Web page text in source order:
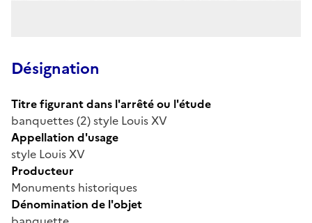
Désignation
Titre figurant dans l'arrêté ou l'étude
banquettes (2) style Louis XV
Appellation d'usage
style Louis XV
Producteur
Monuments historiques
Dénomination de l'objet